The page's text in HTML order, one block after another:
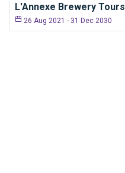
L'Annexe Brewery Tours
26 Aug 2021 - 31 Dec 2030